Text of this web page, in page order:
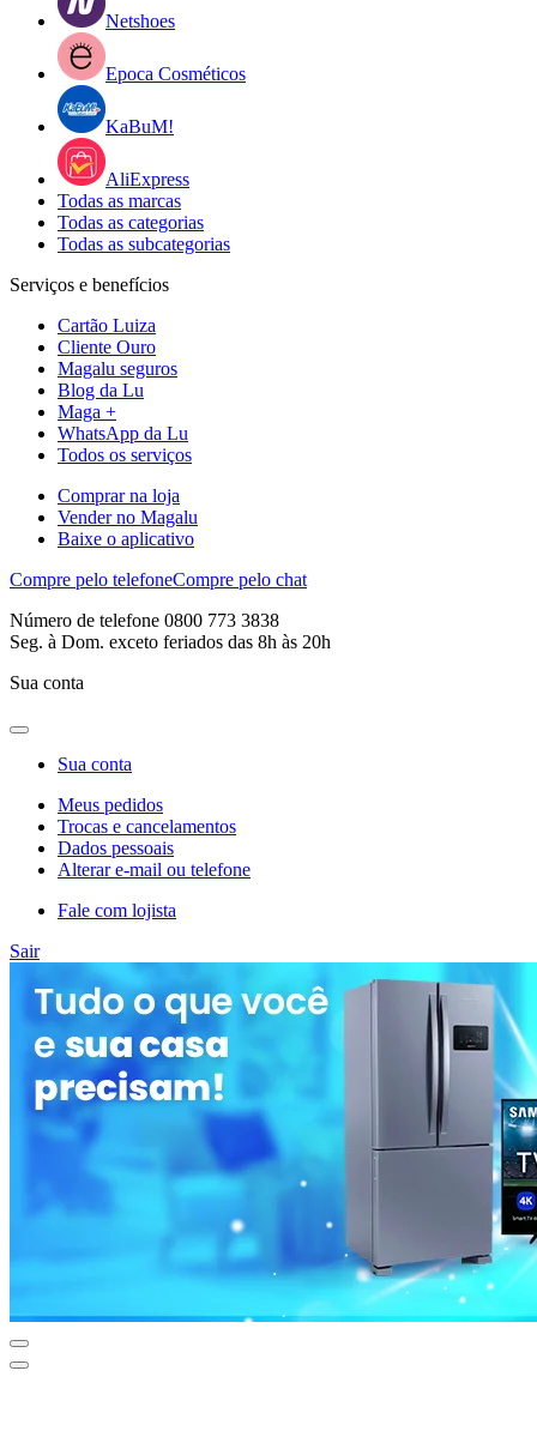
Netshoes
Epoca Cosméticos
KaBuM!
AliExpress
Todas as marcas
Todas as categorias
Todas as subcategorias
Serviços e benefícios
Cartão Luiza
Cliente Ouro
Magalu seguros
Blog da Lu
Maga +
WhatsApp da Lu
Todos os serviços
Comprar na loja
Vender no Magalu
Baixe o aplicativo
Compre pelo telefoneCompre pelo chat
Número de telefone 0800 773 3838
Seg. à Dom. exceto feriados das 8h às 20h
Sua conta
Sua conta
Meus pedidos
Trocas e cancelamentos
Dados pessoais
Alterar e-mail ou telefone
Fale com lojista
Sair